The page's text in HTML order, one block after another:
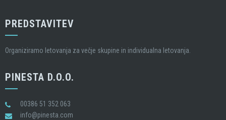
PREDSTAVITEV
Organiziramo letovanja za večje skupine in individualna letovanja.
PINESTA D.O.O.
00386 51 352 063
info@pinesta.com